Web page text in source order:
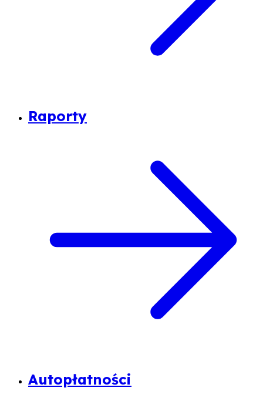
Raporty
Autopłatności